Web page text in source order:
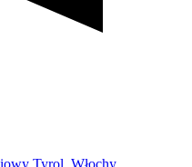
Tyrol, Włochy